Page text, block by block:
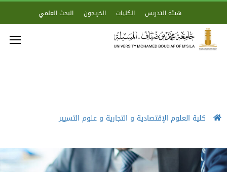
هيئة التدريس الكليات الخريجون البحث العلمي
كلية العلوم الإقتصادية و التجارية و علوم التسيير